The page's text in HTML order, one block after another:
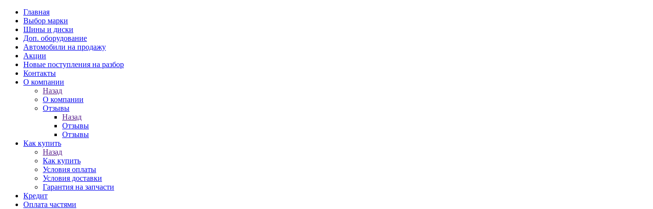
Главная
Выбор марки
Шины и диски
Доп. оборудование
Автомобили на продажу
Акции
Новые поступления на разбор
Контакты
О компании
Назад
О компании
Отзывы
Назад
Отзывы
Отзывы
Как купить
Назад
Как купить
Условия оплаты
Условия доставки
Гарантия на запчасти
Кредит
Оплата частями